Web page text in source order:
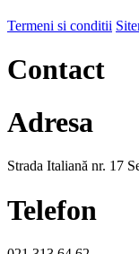
Termeni si conditii
Contact
Adresa
Strada Italiană nr. 17
Telefon